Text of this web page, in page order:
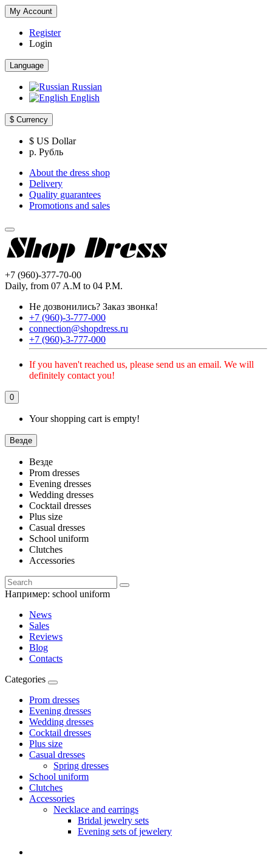
My Account
Register
Login
Language
Russian
English
$ Currency
$ US Dollar
р. Рубль
About the dress shop
Delivery
Quality guarantees
Promotions and sales
+7 (960)-377-70-00
Daily, from 07 A.M to 04 P.M.
Не дозвонились? Заказ звонка!
+7 (960)-3-777-000
connection@shopdress.ru
+7 (960)-3-777-000
If you haven't reached us, please send us an email. We will
definitely contact you!
0
Your shopping cart is empty!
Везде
Везде
Prom dresses
Evening dresses
Wedding dresses
Cocktail dresses
Plus size
Casual dresses
School uniform
Clutches
Accessories
Например: school uniform
News
Sales
Reviews
Blog
Contacts
Categories
Prom dresses
Evening dresses
Wedding dresses
Cocktail dresses
Plus size
Casual dresses
Spring dresses
School uniform
Clutches
Accessories
Necklace and earrings
Bridal jewelry sets
Evening sets of jewelery